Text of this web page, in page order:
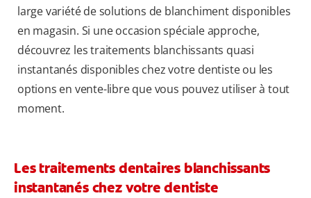
large variété de solutions de blanchiment disponibles
en magasin. Si une occasion spéciale approche,
découvrez les traitements blanchissants quasi
instantanés disponibles chez votre dentiste ou les
options en vente-libre que vous pouvez utiliser à tout
moment.
Les traitements dentaires blanchissants
instantanés chez votre dentiste